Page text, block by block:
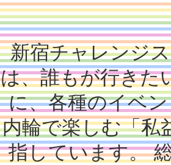
新宿チャレンジ
は、誰もが行きた
に、各種のイベ
内輪で楽しむ「私
指しています。